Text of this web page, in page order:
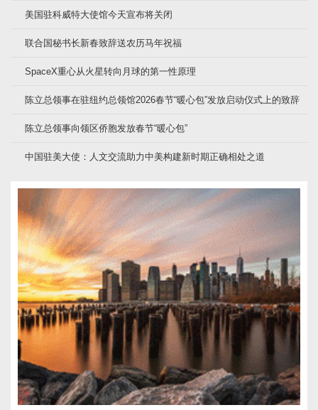
美国驻科威特大使馆今天宣布将关闭
联合国秘书长新春致辞送农历马年祝福
SpaceX重心从火星转向月球的第一性原理
陈立总领事在驻纽约总领馆2026春节“暖心包”发放启动仪式上的致辞
陈立总领事向领区侨胞发放春节“暖心包”
中国驻美大使：人文交流助力中美构建新时期正确相处之道